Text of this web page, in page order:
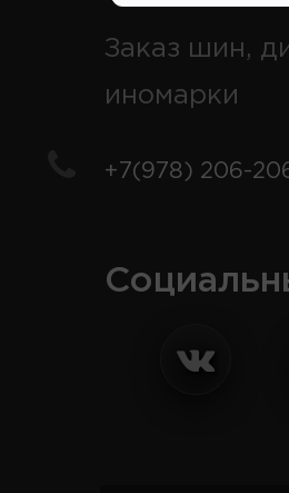
Заказ шин,
иномарки
+7(978) 206-